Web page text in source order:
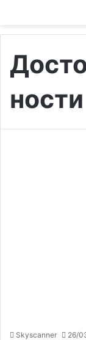
Skyscanner 26/